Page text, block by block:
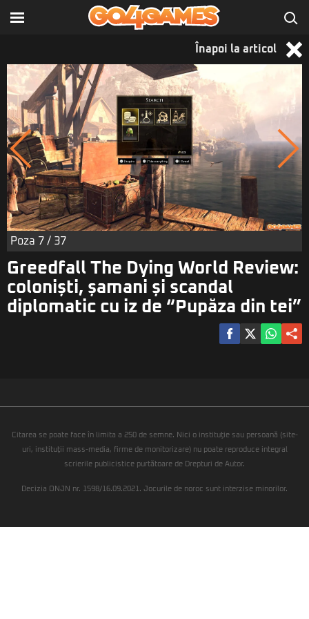
Înapoi la articol
Poza 7 / 37
Greedfall The Dying World Review:
coloniști, șamani și scandal
diplomatic cu iz de “Pupăza din tei”
Citarea se poate face în limita a 250 de semne. Nici o instituţie sau persoană (site-
uri, instituţii mass-media, firme de monitorizare) nu poate reproduce integral
scrierile publicistice purtătoare de Drepturi de Autor.
Decizia ONJN nr. 1598/16.09.2021. Jocurile de noroc sunt interzise minorilor.